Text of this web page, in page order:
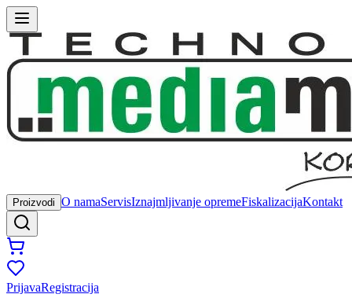
Proizvodi O namaServisIznajmljivanje opremeFiskalizacijaKontakt
PrijavaRegistracija